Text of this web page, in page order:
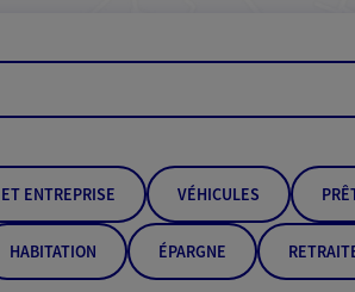
ENTREPRISE VÉHICULES
HABITATION ÉPARGNE